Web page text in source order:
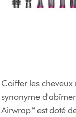
Coiffer les cheveux
synonyme
Airwrap™ est doté